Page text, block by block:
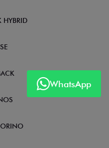
WhatsApp
HYBRID